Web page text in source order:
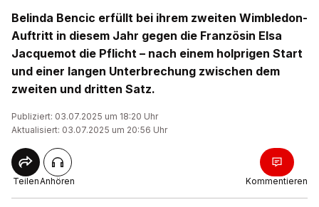
Belinda Bencic erfüllt bei ihrem zweiten Wimbledon-
Auftritt in diesem Jahr gegen die Französin Elsa
Jacquemot die Pflicht – nach einem holprigen Start
und einer langen Unterbrechung zwischen dem
zweiten und dritten Satz.
Publiziert: 03.07.2025 um 18:20 Uhr
Aktualisiert: 03.07.2025 um 20:56 Uhr
TeilenAnhören Kommentieren